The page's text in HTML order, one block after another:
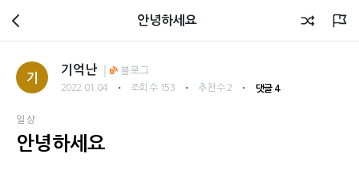
회원광장
안녕하세요
기
기억난 블로그
2022.01.04 ・ 조회 수 153 ・ 추천 수 2 ・ 댓글 4
일상
안녕하세요